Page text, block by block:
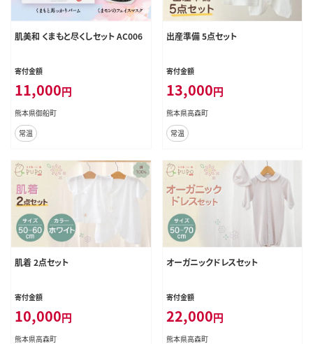
肌美和 くまもと尽くしセット AC006
寄付金額
11,000円
熊本県御船町
常温
出産準備 5点セット
寄付金額
13,000円
熊本県高森町
常温
肌着 2点セット
寄付金額
10,000円
熊本県高森町
オーガニックドレスセット
寄付金額
22,000円
熊本県高森町